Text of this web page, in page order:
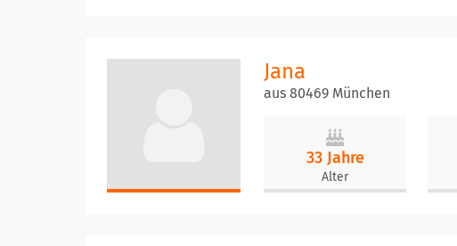
Jana
aus 80469 München
33 Jahre
Alter